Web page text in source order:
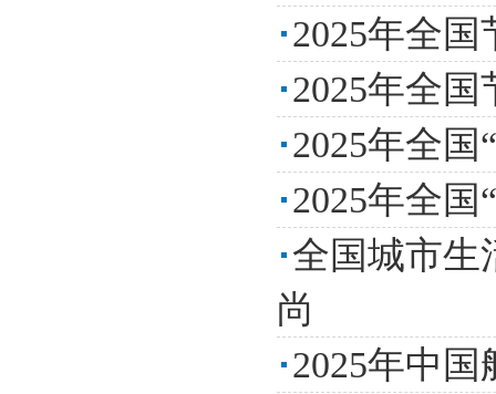
2025年全
2025年全
2025年全
2025年全
全国城市生
尚
2025年中